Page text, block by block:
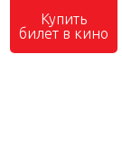
Купить
билет в кино